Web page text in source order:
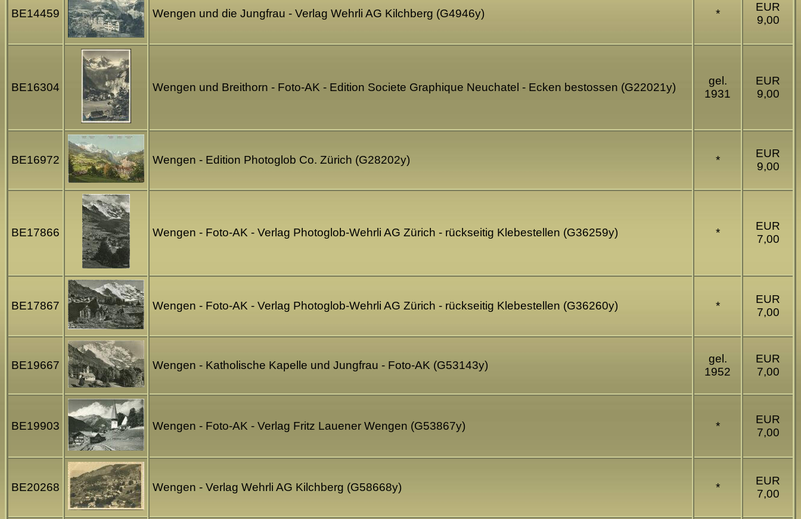
BE14459 Wengen und die Jungfrau - Verlag Wehrli AG Kilchberg (G4946y) *
EUR
9,00
BE16304 Wengen und Breithorn - Foto-AK - Edition Societe Graphique Neuchatel - Ecken bestossen (G22021y)
gel.
1931
EUR
9,00
BE16972 Wengen - Edition Photoglob Co. Zürich (G28202y) *
EUR
9,00
BE17866 Wengen - Foto-AK - Verlag Photoglob-Wehrli AG Zürich - rückseitig Klebestellen (G36259y) *
EUR
7,00
BE17867 Wengen - Foto-AK - Verlag Photoglob-Wehrli AG Zürich - rückseitig Klebestellen (G36260y) *
EUR
7,00
BE19667 Wengen - Katholische Kapelle und Jungfrau - Foto-AK (G53143y)
gel.
1952
EUR
7,00
BE19903 Wengen - Foto-AK - Verlag Fritz Lauener Wengen (G53867y) *
EUR
7,00
BE20268 Wengen - Verlag Wehrli AG Kilchberg (G58668y) *
EUR
7,00